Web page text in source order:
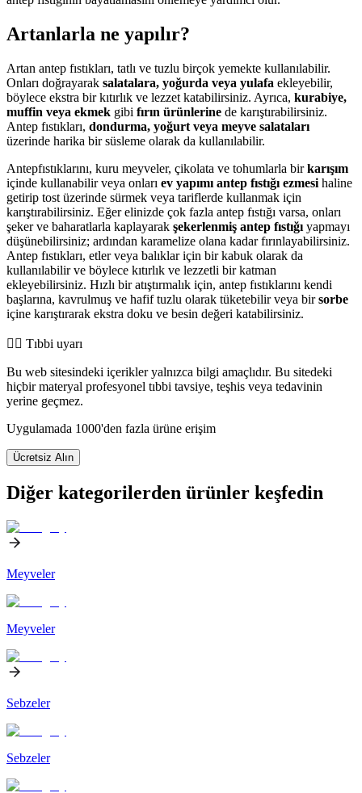
Artanlarla ne yapılır?
Artan antep fıstıkları, tatlı ve tuzlu birçok yemekte kullanılabilir.
Onları doğrayarak salatalara, yoğurda veya yulafa ekleyebilir,
böylece ekstra bir kıtırlık ve lezzet katabilirsiniz. Ayrıca, kurabiye,
muffin veya ekmek gibi fırın ürünlerine de karıştırabilirsiniz.
Antep fıstıkları, dondurma, yoğurt veya meyve salataları
üzerinde harika bir süsleme olarak da kullanılabilir.
Antepfıstıklarını, kuru meyveler, çikolata ve tohumlarla birkarışım
içinde kullanabilir veya onları ev yapımı antep fıstığı ezmesi haline
getirip tost üzerinde sürmek veya tariflerde kullanmak için
karıştırabilirsiniz. Eğer elinizde çok fazla antep fıstığı varsa, onları
şeker ve baharatlarla kaplayarak şekerlenmiş antep fıstığı yapmayı
düşünebilirsiniz; ardından karamelize olana kadar fırınlayabilirsiniz.
Antep fıstıkları, etler veya balıklar için bir kabuk olarak da
kullanılabilir ve böylece kıtırlık ve lezzetli bir katman
ekleyebilirsiniz. Hızlı bir atıştırmalık için, antep fıstıklarını kendi
başlarına, kavrulmuş ve hafif tuzlu olarak tüketebilir veya birsorbe
içine karıştırarak ekstra doku ve besin değeri katabilirsiniz.
👨‍⚕️️ Tıbbi uyarı
Bu web sitesindeki içerikler yalnızca bilgi amaçlıdır. Bu sitedeki
hiçbir materyal profesyonel tıbbi tavsiye, teşhis veya tedavinin
yerine geçmez.
Uygulamada 1000'den fazla ürüne erişim
Ücretsiz Alın
Diğer kategorilerden ürünler keşfedin
Meyveler
Meyveler
Sebzeler
Sebzeler